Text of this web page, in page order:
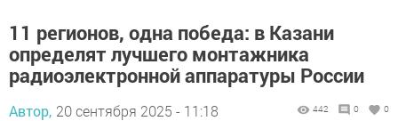
11 регионов, одна победа: в Казани
определят лучшего монтажника
радиоэлектронной аппаратуры России
Автор, 20 сентября 2025 - 11:18 442 0 0